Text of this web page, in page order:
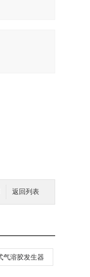
返回列表
气溶胶发生器